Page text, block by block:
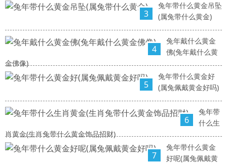
3
兔年带什么黄金吊坠
(属兔带什么黄金)
4
兔年戴什么黄金
佛(兔年戴什么黄
金佛像)
5
兔年带什么黄金好
(属兔佩戴黄金好吗)
6
兔年带
什么生
肖黄金(生肖兔带什么黄金饰品招财)
7
兔年带什么黄金
好呢(属兔佩戴黄